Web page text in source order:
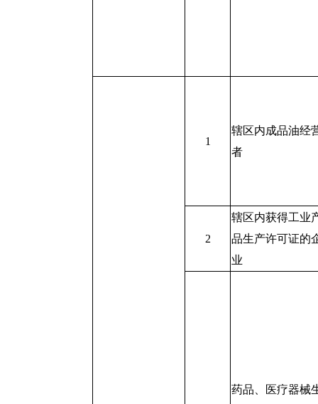
1
辖区内成品油经
者
2
辖区内获得工业
品生产许可证的
业
药品、医疗器械